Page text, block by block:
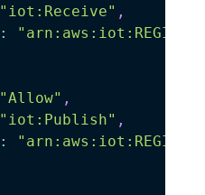
"iot:Receive" ,
:
"Allow" ,
"iot:Publish" ,
: